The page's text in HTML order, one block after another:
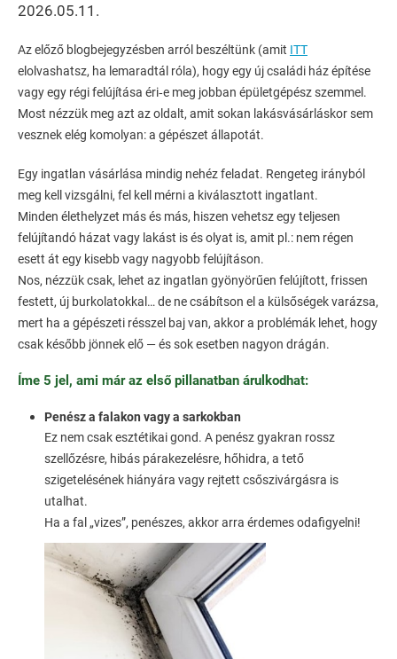
2026.05.11.
Az előző blogbejegyzésben arról beszéltünk (amit ITT
elolvashatsz, ha lemaradtál róla), hogy egy új családi ház építése
vagy egy régi felújítása éri‑e meg jobban épületgépész szemmel.
Most nézzük meg azt az oldalt, amit sokan lakásvásárláskor sem
vesznek elég komolyan: a gépészet állapotát.
Egy ingatlan vásárlása mindig nehéz feladat. Rengeteg irányból
meg kell vizsgálni, fel kell mérni a kiválasztott ingatlant.
Minden élethelyzet más és más, hiszen vehetsz egy teljesen
felújítandó házat vagy lakást is és olyat is, amit pl.: nem régen
esett át egy kisebb vagy nagyobb felújításon.
Nos, nézzük csak, lehet az ingatlan gyönyörűen felújított, frissen
festett, új burkolatokkal… de ne csábítson el a külsőségek varázsa,
mert ha a gépészeti résszel baj van, akkor a problémák lehet, hogy
csak később jönnek elő — és sok esetben nagyon drágán.
Íme 5 jel, ami már az első pillanatban árulkodhat:
Penész a falakon vagy a sarkokban
Ez nem csak esztétikai gond. A penész gyakran rossz
szellőzésre, hibás párakezelésre, hőhidra, a tető
szigetelésének hiányára vagy rejtett csőszivárgásra is
utalhat.
Ha a fal „vizes”, penészes, akkor arra érdemes odafigyelni!